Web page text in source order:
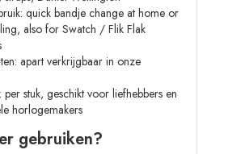
quick bandje change at home or
also for Swatch / Flik Flak
apart verkrijgbaar in onze
per stuk, geschikt voor liefhebbers en
horlogemakers
gebruiken?